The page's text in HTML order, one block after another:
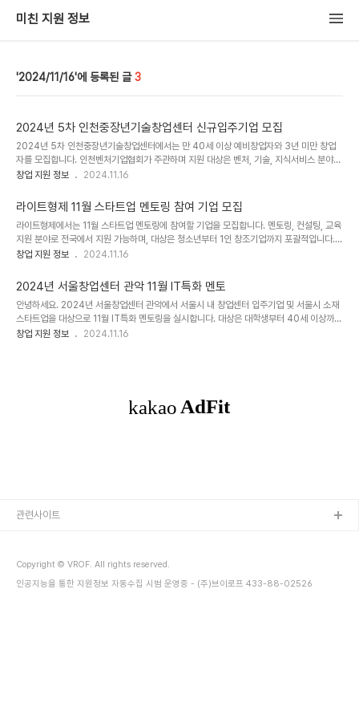
미친 지원 정보
2024/11/16 3
2024년 5차 인천중장년기술창업센터 신규입주기업 모집
2024년 5차 인천중장년기술창업센터에서는 만 40세 이상 예비창업자와 3년 미만 창업
자를 모집합니다. 인천벤처기업협회가 주관하며 지원 대상은 벤처, 기술, 지식서비스 분야
사업자 등이며, 금융, 보험업은 제외됩니다. (사)인천벤처기업협회에 문의하세요.[상세내
술창업센터 지원사업 □ 지원분야시설ㆍ공간ㆍ보육 □ 지원 지역인천 □ 주관 기관(사)인천
벤처기업협회 인천중장년기술창업센터 □ 지원 대상일반인,일반기업,1인 창조기업 □ 지원
연령만 40세 이상 □ 지원 가능 창업 기간예비창업자,1년미만,2년미만,3년미만 □ 접수 시
작일20241115 □ 접수 마감일20241127 □ 문의 연락처0327263883 □ 기관 구분
민간 □..
창업 지원 정보 2024.11.16
라이트형제 11월 스타트업 멘토링 참여 기업 모집
라이트형제에서는 11월 스타트업 멘토링에 참여할 기업을 모집합니다. 멘토링, 컨설팅, 교육
지원 분야로 전국에서 지원 가능하며, 대상은 청소년부터 1인 창조기업까지 포괄적입니다.
지원 대상은 예비창업자와 중소기업 대표자로 제한되지 않습니다. 접수 기간은 2024년 11
고명라이트형제 11월 스타트업 멘토링 참여 기업 모집 □ 사업명라이트형제 11월 스타트업
멘토링 참여 기업 모집 □ 지원분야멘토링ㆍ컨설팅ㆍ교육 □ 지원 지역전국 □ 주관 기관주
식회사 라이트형제 □ 지원 대상청소년,대학생,일반인,대학,연구기관,일반기업,1인 창조기업
□ 지원 연령만 20세 미만,만 20세 이상 ~ 만 39세 이하,만 40세 이상 □ 지..
창업 지원 정보 2024.11.16
2024년 서울창업센터 관악 11월 IT특화 멘토
안녕하세요. 2024년 서울창업센터 관악에서 서울시 내 창업센터 입주기업 및 서울시 소재
스타트업을 대상으로 11월 IT특화 멘토링을 실시합니다. 대상은 대학생부터 40세 이상까지
로, 창업 경험은 1년 미만부터 10년 미만까지 가능합니다. 접수 기간은 2024년 11월 15일
설ㆍ공간ㆍ보육 □ 지원 지역서울 □ 주관 기관서울..
창업 지원 정보 2024.11.16
Copyright © VROF. All rights reserved.
인공지능을 통한 지원정보 자동수집 시범 운영중 - (주)브이로프 433-88-02526
관련사이트